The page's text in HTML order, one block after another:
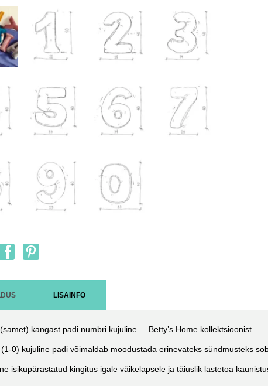
LISAINFO
kangast padi numbri kujuline – Betty’s Home kollektsioonist.
0) kujuline padi võimaldab moodustada erinevateks sündmusteks
isikupärastatud kingitus igale väikelapsele ja täiuslik lastetoa